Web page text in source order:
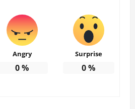
Angry
0%
Surprise
0%